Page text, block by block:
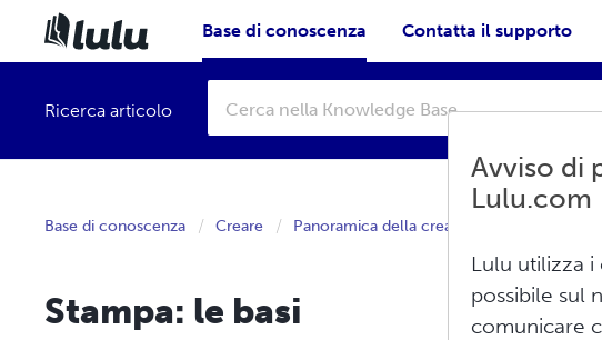
Base di conoscenza Contatta il supporto
Ricerca articolo
Base di conoscenza Creare Panoramica della creazione
Stampa: le basi
Avviso di
Lulu.com
Lulu utilizza
possibile sul
comunicare